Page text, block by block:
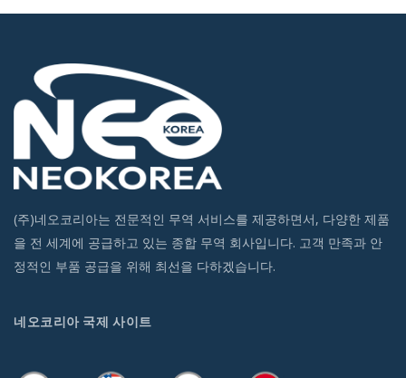
(주)네오코리아는 전문적인 무역 서비스를 제공하면서, 다양한 제품
을 전 세계에 공급하고 있는 종합 무역 회사입니다. 고객 만족과 안
정적인 부품 공급을 위해 최선을 다하겠습니다.
네오코리아 국제 사이트